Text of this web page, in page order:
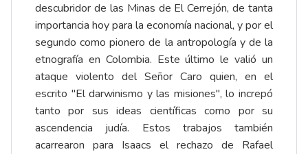
descubridor de las Minas de El Cerrejón, de tanta
importancia hoy para la economía nacional, y por el
segundo como pionero de la antropología y de la
etnografía en Colombia. Este último le valió un
ataque violento del Señor Caro quien, en el
escrito "El darwinismo y las misiones", lo increpó
tanto por sus ideas científicas como por su
ascendencia judía. Estos trabajos también
acarrearon para Isaacs el rechazo de Rafael